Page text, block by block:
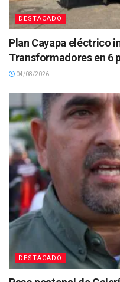
DESTACADO
Plan Cayapa eléctrico
Transformadores en 6
04/08/2026
DESTACADO